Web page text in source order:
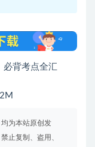
背考点全汇
为本站原创发
止复制、盗用、